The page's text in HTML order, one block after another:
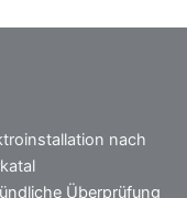
nach
Überprüfung